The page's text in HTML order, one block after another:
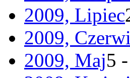
2009, Lipiec
2009,
2009, Maj5